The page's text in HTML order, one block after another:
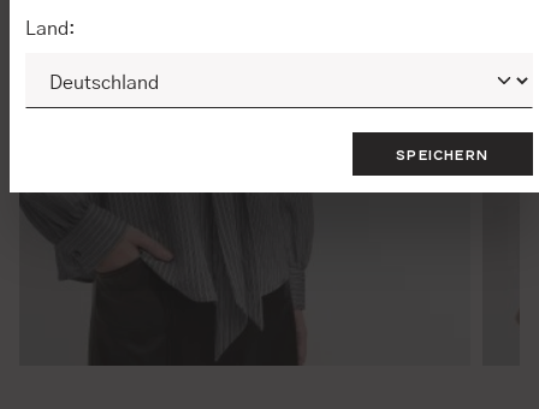
Land:
SPEICHERN